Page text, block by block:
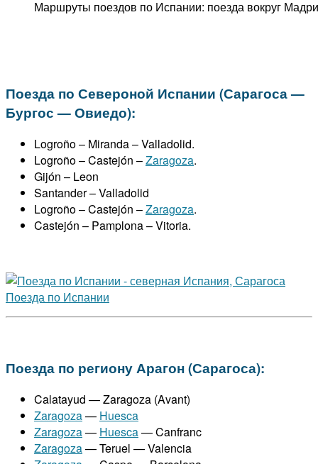
Маршруты поездов по Испании: поезда вокруг
Поезда по Североной Испании (Сарагоса —
Бургос — Овиедо):
Logroño – Miranda – Valladolid.
Logroño – Castejón –Zaragoza.
Gijón – Leon
Santander – Valladolid
Logroño – Castejón –Zaragoza.
Castejón – Pamplona – Vitoria.
Поезда по региону Арагон (Сарагоса):
Calatayud — Zaragoza (Avant)
Zaragoza— Huesca
Zaragoza— Huesca— Canfranc
Zaragoza— Teruel — Valencia